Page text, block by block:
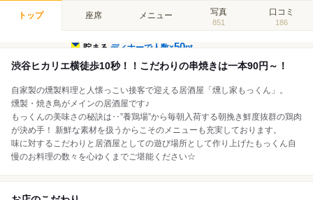
トップ 座席 メニュー 写真
851
口コミ
186
貯まるディナーで人数×50pt
渋谷ヒカリエ横徒歩10秒！！こだわりの串焼きは一本90円～！
自家製の燻製料理と人懐っこい接客で迎える居酒屋「燻し家もっくん」。
燻製・焼き鳥がメインの居酒屋です♪
もっくんの美味さの秘訣は‥”養鶏場”から毎朝入荷する朝挽き鮮度抜群の鶏肉
が決め手！ 新鮮な素材を扱うからこそのメニューも充実しております。
味に対するこだわりと居酒屋としての遊び場所として作り上げたもっくん自
慢のお料理の数々を心ゆくまでご堪能ください☆